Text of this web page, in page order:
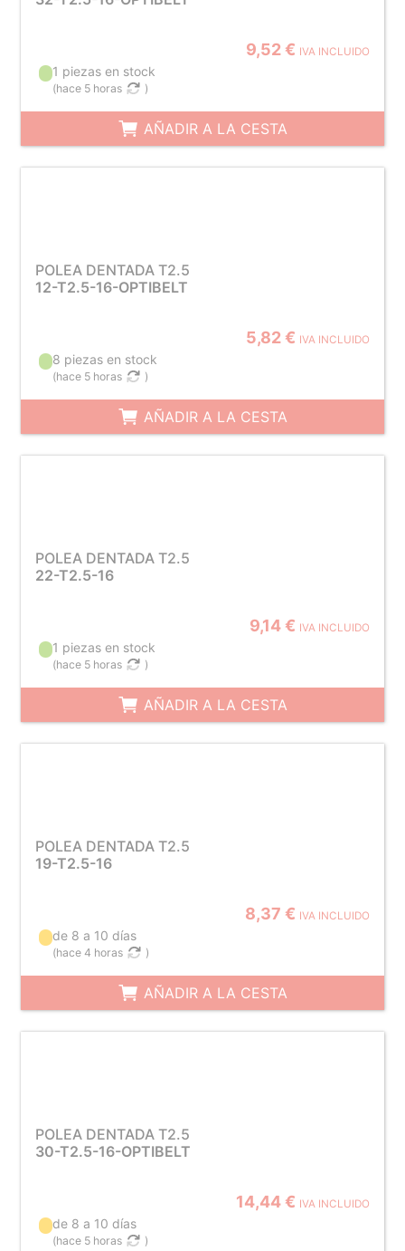
9,52 € IVA INCLUIDO
1 piezas en stock
(hace 5 horas )
AÑADIR A LA CESTA
POLEA DENTADA T2.5
12-T2.5-16-OPTIBELT
5,82 € IVA INCLUIDO
8 piezas en stock
(hace 5 horas )
AÑADIR A LA CESTA
POLEA DENTADA T2.5
22-T2.5-16
9,14 € IVA INCLUIDO
1 piezas en stock
(hace 5 horas )
AÑADIR A LA CESTA
POLEA DENTADA T2.5
19-T2.5-16
8,37 € IVA INCLUIDO
de 8 a 10 días
(hace 4 horas )
AÑADIR A LA CESTA
POLEA DENTADA T2.5
30-T2.5-16-OPTIBELT
14,44 € IVA INCLUIDO
de 8 a 10 días
(hace 5 horas )